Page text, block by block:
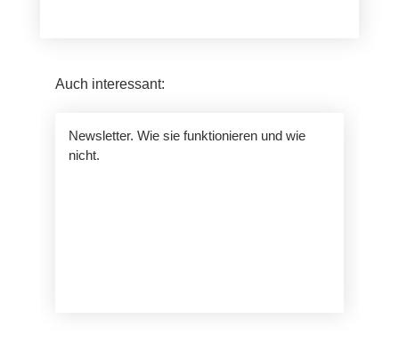
Auch interessant:
Newsletter. Wie sie funktionieren und wie
nicht.